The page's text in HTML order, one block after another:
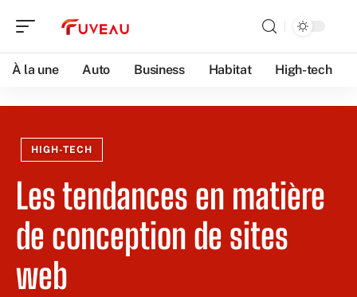
À la une Auto Business Habitat High-tech
HIGH-TECH
Les tendances en matière
de conception de sites
web